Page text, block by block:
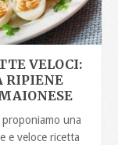
VELOCI:
RIPIENE
una
e veloce ricetta